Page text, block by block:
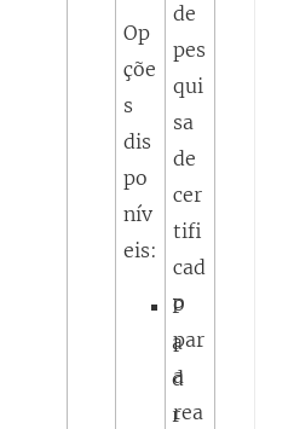
Op
çõe
s
dis
po
nív
eis:
P
a
d
r
de
pes
qui
sa
de
cer
tifi
cad
o
par
a
rea